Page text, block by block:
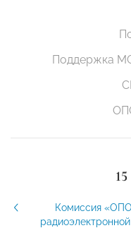
Поддержка
Комиссия